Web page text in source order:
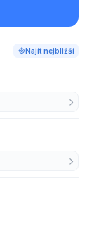
Najít nejbližší